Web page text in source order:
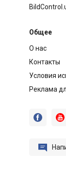
Общее
О нас
Контакты
Условия
Реклама
 
